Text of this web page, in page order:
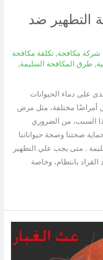
التطهير ضد
شركة مكافحة,تكلفة مكافحة
, طرق المكافحة السليمة,
على دماء الحيوانات
أمراضًا مختلفة، مثل مرض
السبب، من الضروري
صحتنا وصحة حيواناتنا
. متى يجب علي التطهير
بانتظام، وخاصة